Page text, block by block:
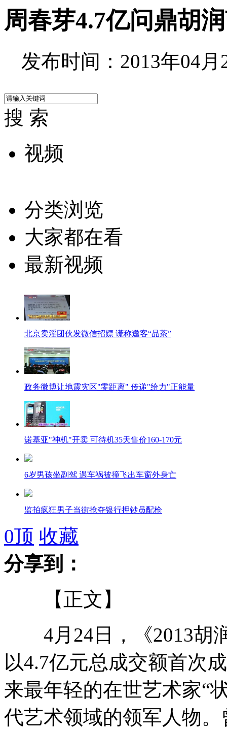
周春芽4.7亿问鼎胡
发布时间：2013年04月
搜 索
视频
分类浏览
大家都在看
最新视频
北京卖淫团伙发微信招嫖 谎称邀客“品茶”
政务微博让地震灾区"零距离" 传递"给力"正能量
诺基亚"神机"开卖 可待机35天售价160-170元
6岁男孩坐副驾 遇车祸被撞飞出车窗外身亡
监拍疯狂男子当街抢夺银行押钞员配枪
芦山现帐篷法庭 审判案件
未经授权网播<舌尖上的中国> 新浪被判向央视赔7万
幼儿园考独立洗漱 大班娃全军覆没
芦山一副乡长因脱离救灾工作岗位被免职
0顶 收藏
分享到：
【正文】
4月24日，《2013胡
以4.7亿元总成交额首次
来最年轻的在世艺术家“
代艺术领域的领军人物